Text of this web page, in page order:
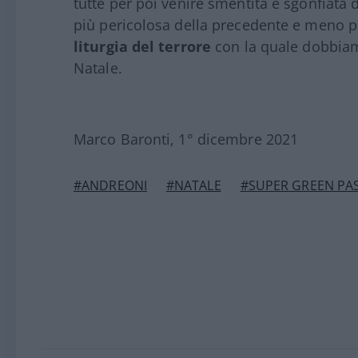
più pericolosa della precedente e meno
liturgia del terrore con la quale
Natale.
Marco Baronti, 1° dicembre 2021
#ANDREONI #NATALE #SUPER GREEN